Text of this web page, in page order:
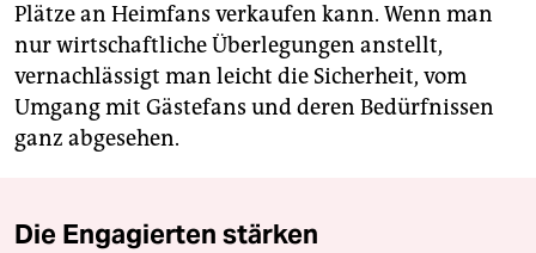
Plätze an Heimfans verkaufen kann. Wenn man
nur wirtschaftliche Überlegungen anstellt,
vernachlässigt man leicht die Sicherheit, vom
Umgang mit Gästefans und deren Bedürfnissen
ganz abgesehen.
Die Engagierten stärken